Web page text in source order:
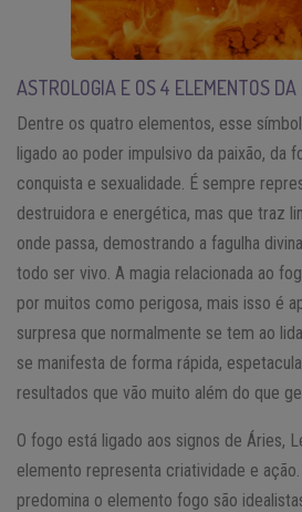
ASTROLOGIA E OS 4 ELEMENTOS
Dentre os quatro elementos, esse
ligado ao poder impulsivo da paixão, da
conquista e sexualidade. É sempre
destruidora e energética, mas que traz
onde passa, demostrando a fagulha
todo ser vivo. A magia relacionada ao
por muitos como perigosa, mais isso é
surpresa que normalmente se tem ao
se manifesta de forma rápida,
resultados que vão muito além do que
O fogo está ligado aos signos de Áries,
elemento representa criatividade e
predomina o elemento fogo são